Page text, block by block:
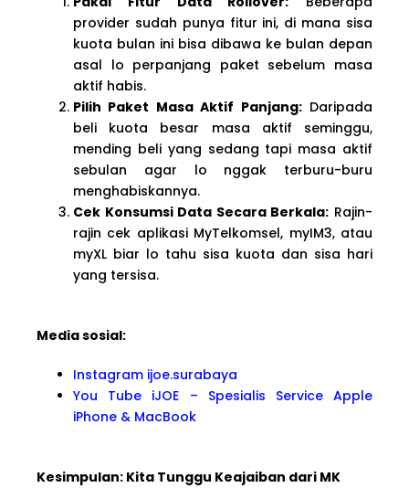
provider sudah punya fitur ini, di mana sisa
kuota bulan ini bisa dibawa ke bulan depan
asal lo perpanjang paket sebelum masa
aktif habis.
Pilih Paket Masa Aktif Panjang:Daripada
beli kuota besar masa aktif seminggu,
mending beli yang sedang tapi masa aktif
sebulan agar lo nggak terburu-buru
menghabiskannya.
Cek Konsumsi Data Secara Berkala: Rajin-
rajin cek aplikasi MyTelkomsel, myIM3, atau
myXL biar lo tahu sisa kuota dan sisa hari
yang tersisa.
Media sosial:
Instagram ijoe.surabaya
You Tube iJOE – Spesialis Service Apple
iPhone & MacBook
Kesimpulan: Kita Tunggu Keajaiban dari MK